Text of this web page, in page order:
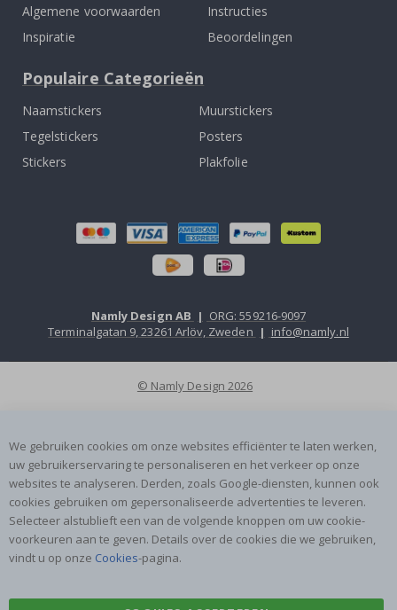
Algemene voorwaarden
Inspiratie
Instructies
Beoordelingen
Populaire Categorieën
Naamstickers
Muurstickers
Tegelstickers
Posters
Stickers
Plakfolie
Namly Design AB | ORG: 559216-9097
Terminalgatan 9, 23261 Arlöv, Zweden | info@namly.nl
© Namly Design 2026
We gebruiken cookies om onze websites efficiënter te laten werken,
uw gebruikerservaring te personaliseren en het verkeer op onze
websites te analyseren. Derden, zoals Google-diensten, kunnen ook
cookies gebruiken om gepersonaliseerde advertenties te leveren.
Selecteer alstublieft een van de volgende knoppen om uw cookie-
voorkeuren aan te geven. Details over de cookies die we gebruiken,
vindt u op onze Cookies-pagina.